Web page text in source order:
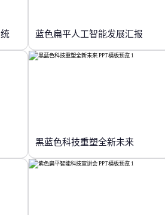
蓝色扁平人工智能发展汇报
黑蓝色科技重塑全新未来